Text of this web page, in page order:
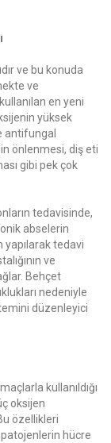
ve bu konuda
ve
en yeni
yüksek
antifungal
önlenmesi, diş eti
gibi pek çok
tedavisinde,
abselerin
tedavi
ve
Behçet
nedeniyle
düzenleyici
kullanıldığı
oksijen
özellikleri
hücre